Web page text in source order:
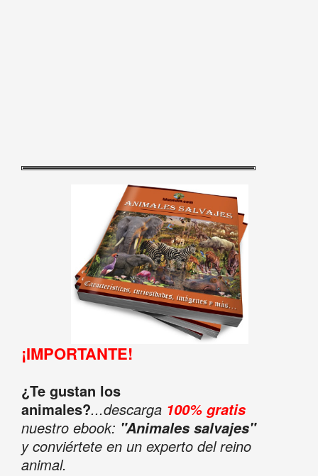
¡IMPORTANTE!
¿Te gustan los
animales?...descarga 100% gratis
nuestro ebook: "Animales salvajes"
y conviértete en un experto del reino
animal.